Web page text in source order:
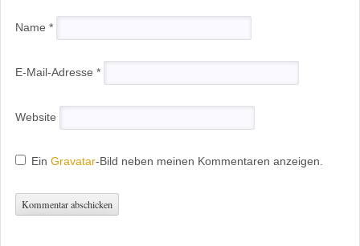
Name *
E-Mail-Adresse *
Website
Ein Gravatar-Bild neben meinen Kommentaren anzeigen.